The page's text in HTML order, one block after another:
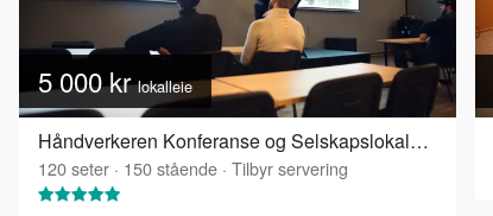
5 000 krlokalleie
Håndverkeren Konferanse og Selskapslokaler - Galleriet
120seter · 150stående · Tilbyr servering